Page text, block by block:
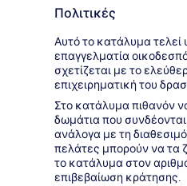
Πολιτικές
Αυτό το κατάλυμα τελεί
επαγγελματία
σχετίζεται με το
επιχειρηματική του
Στο κατάλυμα πιθανόν
δωμάτια που
ανάλογα με τη
πελάτες μπορούν να τα
το κατάλυμα στον
επιβεβαίωση κράτησης.